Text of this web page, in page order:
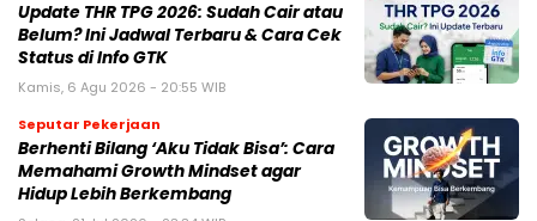
Update THR TPG 2026: Sudah Cair atau
Belum? Ini Jadwal Terbaru & Cara Cek
Status di Info GTK
Kamis, 6 Agu 2026 - 20:55 WIB
Seputar Pekerjaan
Berhenti Bilang ‘Aku Tidak Bisa’: Cara
Memahami Growth Mindset agar
Hidup Lebih Berkembang